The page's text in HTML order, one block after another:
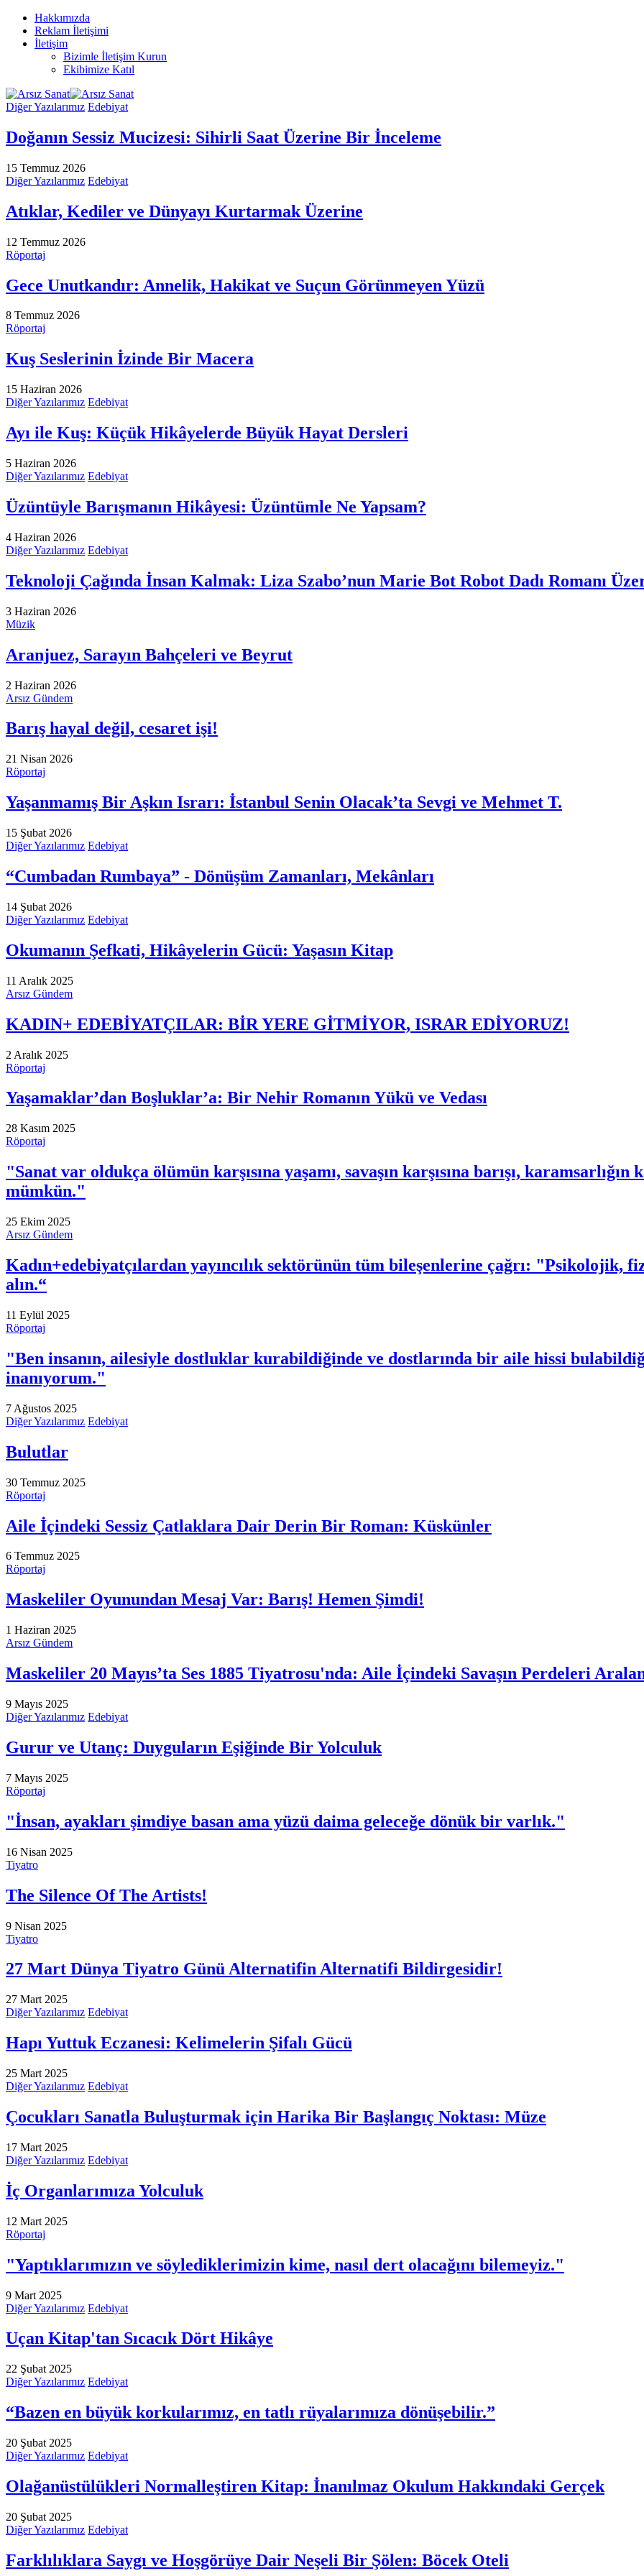
Hakkımızda
Reklam İletişimi
İletişim
Bizimle İletişim Kurun
Ekibimize Katıl
Diğer Yazılarımız Edebiyat
Doğanın Sessiz Mucizesi: Sihirli Saat Üzerine Bir İnceleme
15 Temmuz 2026
Diğer Yazılarımız Edebiyat
Atıklar, Kediler ve Dünyayı Kurtarmak Üzerine
12 Temmuz 2026
Röportaj
Gece Unutkandır: Annelik, Hakikat ve Suçun Görünmeyen Yüzü
8 Temmuz 2026
Röportaj
Kuş Seslerinin İzinde Bir Macera
15 Haziran 2026
Diğer Yazılarımız Edebiyat
Ayı ile Kuş: Küçük Hikâyelerde Büyük Hayat Dersleri
5 Haziran 2026
Diğer Yazılarımız Edebiyat
Üzüntüyle Barışmanın Hikâyesi: Üzüntümle Ne Yapsam?
4 Haziran 2026
Diğer Yazılarımız Edebiyat
Teknoloji Çağında İnsan Kalmak: Liza Szabo’nun Marie Bot Robot Dadı Romanı
3 Haziran 2026
Müzik
Aranjuez, Sarayın Bahçeleri ve Beyrut
2 Haziran 2026
Arsız Gündem
Barış hayal değil, cesaret işi!
21 Nisan 2026
Röportaj
Yaşanmamış Bir Aşkın Israrı: İstanbul Senin Olacak’ta Sevgi ve Mehmet T.
15 Şubat 2026
Diğer Yazılarımız Edebiyat
“Cumbadan Rumbaya” - Dönüşüm Zamanları, Mekânları
14 Şubat 2026
Diğer Yazılarımız Edebiyat
Okumanın Şefkati, Hikâyelerin Gücü: Yaşasın Kitap
11 Aralık 2025
Arsız Gündem
KADIN+ EDEBİYATÇILAR: BİR YERE GİTMİYOR, ISRAR EDİYORUZ!
2 Aralık 2025
Röportaj
Yaşamaklar’dan Boşluklar’a: Bir Nehir Romanın Yükü ve Vedası
28 Kasım 2025
Röportaj
"Sanat var oldukça ölümün karşısına yaşamı, savaşın karşısına barışı,
mümkün."
25 Ekim 2025
Arsız Gündem
Kadın+edebiyatçılardan yayıncılık sektörünün tüm bileşenlerine çağrı: "Psikolojik,
alın.“
11 Eylül 2025
Röportaj
"Ben insanın, ailesiyle dostluklar kurabildiğinde ve dostlarında bir aile hissi
inanıyorum."
7 Ağustos 2025
Diğer Yazılarımız Edebiyat
Bulutlar
30 Temmuz 2025
Röportaj
Aile İçindeki Sessiz Çatlaklara Dair Derin Bir Roman: Küskünler
6 Temmuz 2025
Röportaj
Maskeliler Oyunundan Mesaj Var: Barış! Hemen Şimdi!
1 Haziran 2025
Arsız Gündem
Maskeliler 20 Mayıs’ta Ses 1885 Tiyatrosu'nda: Aile İçindeki Savaşın Perdeleri
9 Mayıs 2025
Diğer Yazılarımız Edebiyat
Gurur ve Utanç: Duyguların Eşiğinde Bir Yolculuk
7 Mayıs 2025
Röportaj
"İnsan, ayakları şimdiye basan ama yüzü daima geleceğe dönük bir varlık."
16 Nisan 2025
Tiyatro
The Silence Of The Artists!
9 Nisan 2025
Tiyatro
27 Mart Dünya Tiyatro Günü Alternatifin Alternatifi Bildirgesidir!
27 Mart 2025
Diğer Yazılarımız Edebiyat
Hapı Yuttuk Eczanesi: Kelimelerin Şifalı Gücü
25 Mart 2025
Diğer Yazılarımız Edebiyat
Çocukları Sanatla Buluşturmak için Harika Bir Başlangıç Noktası: Müze
17 Mart 2025
Diğer Yazılarımız Edebiyat
İç Organlarımıza Yolculuk
12 Mart 2025
Röportaj
"Yaptıklarımızın ve söylediklerimizin kime, nasıl dert olacağını bilemeyiz."
9 Mart 2025
Diğer Yazılarımız Edebiyat
Uçan Kitap'tan Sıcacık Dört Hikâye
22 Şubat 2025
Diğer Yazılarımız Edebiyat
“Bazen en büyük korkularımız, en tatlı rüyalarımıza dönüşebilir.”
20 Şubat 2025
Diğer Yazılarımız Edebiyat
Olağanüstülükleri Normalleştiren Kitap: İnanılmaz Okulum Hakkındaki Gerçek
20 Şubat 2025
Diğer Yazılarımız Edebiyat
Farklılıklara Saygı ve Hoşgörüye Dair Neşeli Bir Şölen: Böcek Oteli